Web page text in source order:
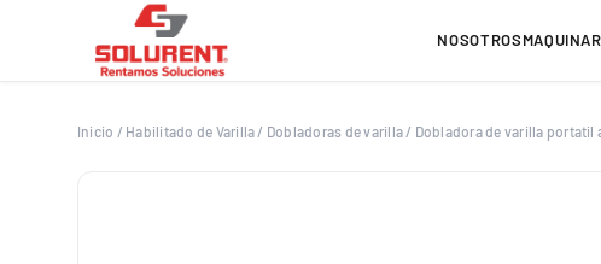
NOSOTROS
Inicio / Habilitado de Varilla / Dobladoras de varilla / Dobladora de varilla portatil